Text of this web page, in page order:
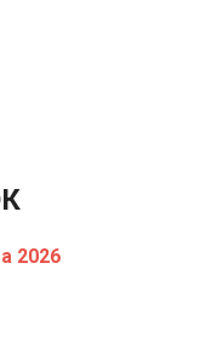
2026